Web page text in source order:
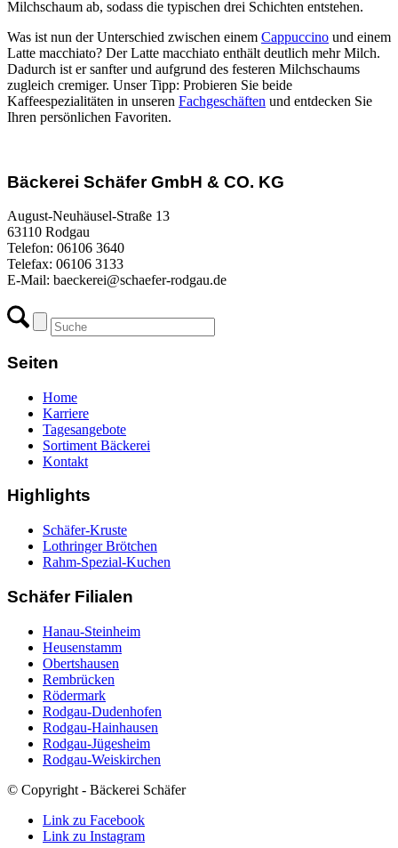
Milchschaum ab, sodass die typischen drei Schichten entstehen.
Was ist nun der Unterschied zwischen einem Cappuccino und einem
Latte macchiato? Der Latte macchiato enthält deutlich mehr Milch.
Dadurch ist er sanfter und aufgrund des festeren Milchschaums
zugleich cremiger. Unser Tipp: Probieren Sie beide
Kaffeespezialitäten in unseren Fachgeschäften und entdecken Sie
Ihren persönlichen Favoriten.
Bäckerei Schäfer GmbH & CO. KG
August-Neuhäusel-Straße 13
63110 Rodgau
Telefon: 06106 3640
Telefax: 06106 3133
E-Mail: baeckerei@schaefer-rodgau.de
Seiten
Home
Karriere
Tagesangebote
Sortiment Bäckerei
Kontakt
Highlights
Schäfer-Kruste
Lothringer Brötchen
Rahm-Spezial-Kuchen
Schäfer Filialen
Hanau-Steinheim
Heusenstamm
Obertshausen
Rembrücken
Rödermark
Rodgau-Dudenhofen
Rodgau-Hainhausen
Rodgau-Jügesheim
Rodgau-Weiskirchen
© Copyright - Bäckerei Schäfer
Link zu Facebook
Link zu Instagram